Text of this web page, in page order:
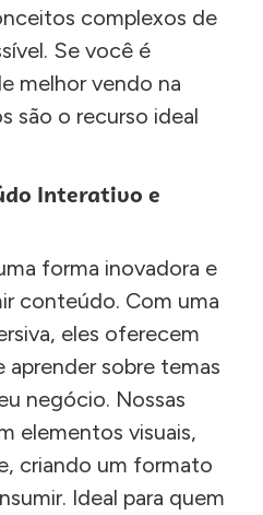
complexos de
Se você é
melhor vendo na
são o recurso ideal
Interativo e
forma inovadora e
conteúdo. Com uma
eles oferecem
aprender sobre temas
negócio. Nossas
elementos visuais,
criando um formato
Ideal para quem